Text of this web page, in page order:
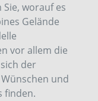
worauf es
Gelände
vor allem die
der
und
finden.